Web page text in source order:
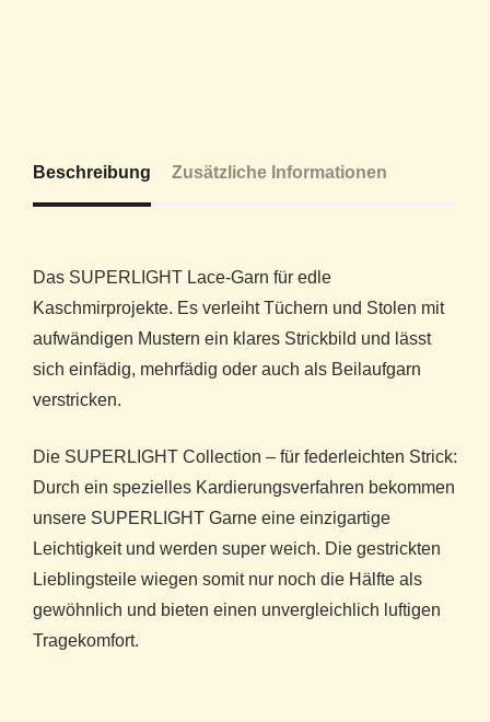
Beschreibung Zusätzliche Informationen
Das SUPERLIGHT Lace-Garn für edle
Kaschmirprojekte. Es verleiht Tüchern und Stolen mit
aufwändigen Mustern ein klares Strickbild und lässt
sich einfädig, mehrfädig oder auch als Beilaufgarn
verstricken.
Die SUPERLIGHT Collection – für federleichten Strick:
Durch ein spezielles Kardierungsverfahren bekommen
unsere SUPERLIGHT Garne eine einzigartige
Leichtigkeit und werden super weich. Die gestrickten
Lieblingsteile wiegen somit nur noch die Hälfte als
gewöhnlich und bieten einen unvergleichlich luftigen
Tragekomfort.